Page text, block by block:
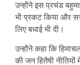
उन्होंने इस प्रचंड
भी प्रकट किया और
लिए बधाई भी दी।
उन्होंने कहा कि
की जन हितैषी